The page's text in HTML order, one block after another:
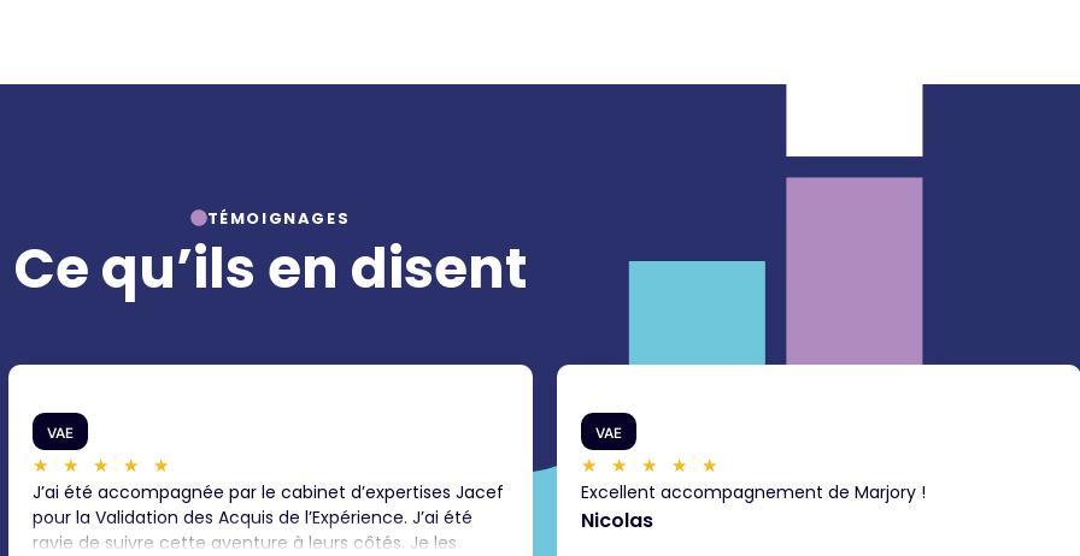
TÉMOIGNAGES
Ce qu’ils en disent
VAE
★ ★ ★ ★ ★
J’ai été accompagnée par le cabinet d’expertises Jacef
pour la Validation des Acquis de l’Expérience. J’ai été
ravie de suivre cette aventure à leurs côtés. Je les
VAE
★ ★ ★ ★ ★
Excellent accompagnement de Marjory !
Nicolas